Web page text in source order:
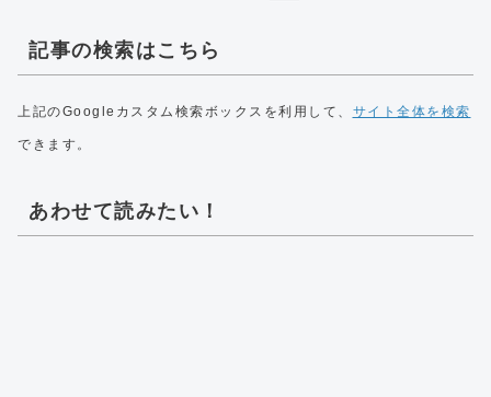
記事の検索はこちら
上記のGoogleカスタム検索ボックスを利用して、 サイト全体を検索
できます。
あわせて読みたい！